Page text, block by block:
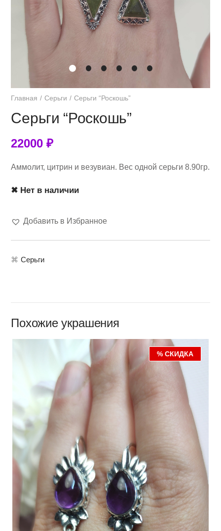
Главная Серьги Серьги “Роскошь”
Серьги “Роскошь”
22000₽
Аммолит, цитрин и везувиан. Вес одной серьги 8.90гр.
✖ Нет в наличии
Добавить в Избранное
⌘ Серьги
Похожие украшения
% СКИДКА